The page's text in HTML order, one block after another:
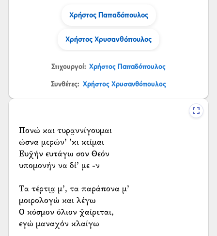
Χρήστος Παπαδόπουλος
Χρήστος Χρυσανθόπουλος
Στιχουργοί: Χρήστος Παπαδόπουλος
Συνθέτες: Χρήστος Χρυσανθόπουλος
Πονώ και τυρα̤ννίγουμαι
ώσνα μερών’ ’κι κείμαι
Ευχ̌ήν ευτάγω σον Θεόν
υπομονήν να δί’ με -ν
Τα τέρτι͜α μ’, τα παράπονα μ’
μοιρολογώ και λέγω
Ο κόσμον όλιον χ̌αίρεται,
εγώ μαναχόν κλαίγω